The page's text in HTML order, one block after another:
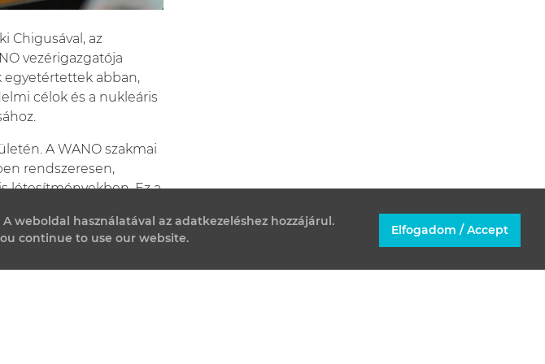
weboldal használatával az adatkezeléshez hozzájárul.
continue to use our website.
Elfogadom / Accept
Chigusával, az
vezérigazgatója
egyetértettek abban,
célok és a nukleáris
A WANO szakmai
rendszeresen,
létesítményekben. Ez a
fókuszában is